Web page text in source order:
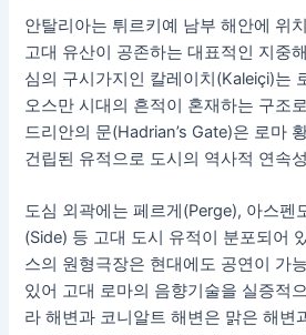
안탈리아는 튀르키예 남부 해안에 위
고대 유산이 공존하는 대표적인 지중
심의 구시가지인 칼레이치(Kaleiçi)는
오스만 시대의 흔적이 혼재하는 구조
드리안의 문(Hadrian’s Gate)은 로마
건립된 유적으로 도시의 역사적 연속
도심 외곽에는 페르게(Perge), 아스펜
(Side) 등 고대 도시 유적이 분포되어
스의 원형극장은 현대에도 공연이 가
있어 고대 로마의 음향기술을 실증적
라 해변과 코니알트 해변은 맑은 해변